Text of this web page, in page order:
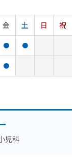
金 土 日
祝
● ●
●
児科